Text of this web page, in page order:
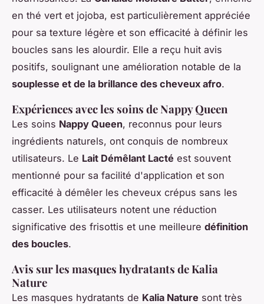
en thé vert et jojoba, est particulièrement appréciée
pour sa texture légère et son efficacité à définir les
boucles sans les alourdir. Elle a reçu huit avis
positifs, soulignant une amélioration notable de la
souplesse et de la brillance des cheveux afro.
Expériences avec les soins de Nappy Queen
Les soins Nappy Queen, reconnus pour leurs
ingrédients naturels, ont conquis de nombreux
utilisateurs. Le Lait Démêlant Lacté est souvent
mentionné pour sa facilité d'application et son
efficacité à démêler les cheveux crépus sans les
casser. Les utilisateurs notent une réduction
significative des frisottis et une meilleure définition
des boucles.
Avis sur les masques hydratants de Kalia
Nature
Les masques hydratants de Kalia Nature sont très